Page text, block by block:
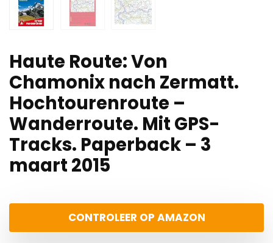
Haute Route: Von
Chamonix nach Zermatt.
Hochtourenroute –
Wanderroute. Mit GPS-
Tracks. Paperback – 3
maart 2015
CONTROLEER OP AMAZON